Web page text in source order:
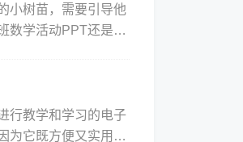
小树苗，需要引导他
数学活动PPT还是依
行教学和学习的电子
为它既方便又实用。